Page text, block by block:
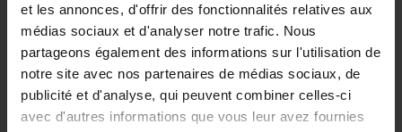
et les annonces, d'offrir des fonctionnalités relatives aux
médias sociaux et d'analyser notre trafic. Nous
partageons également des informations sur l'utilisation de
notre site avec nos partenaires de médias sociaux, de
publicité et d'analyse, qui peuvent combiner celles-ci
avec d'autres informations que vous leur avez fournies
ANGLE D’OUVERTURE DU BRAS DE FIXATION=90°
ANGLE D’OUVERTURE DE LA POIGNÉE=70°
FORCE MANUELLE FH N=250 FORCE DE MAINTIEN F1 N=4400
FORCE DE SERRAGE F3 N=1600
A=32 A1=53 B=20 B1=10
C=70,4
C1=25 C2=9,5 D=8,7 H=245
LONGUEUR=138,25